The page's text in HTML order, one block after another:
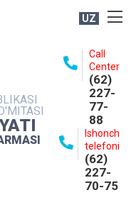
UZ
Call
Center
(62)
227-
77-
88
Ishonch
telefoni
(62)
227-
70-75